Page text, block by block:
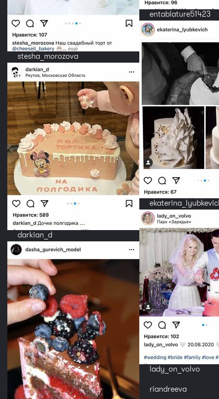
stesha_morozova
darkian_d
entablature51423
lady_on_volvo
riandreeva